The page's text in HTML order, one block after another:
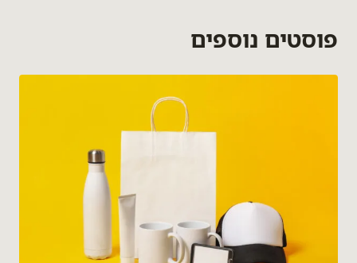
פוסטים נוספים